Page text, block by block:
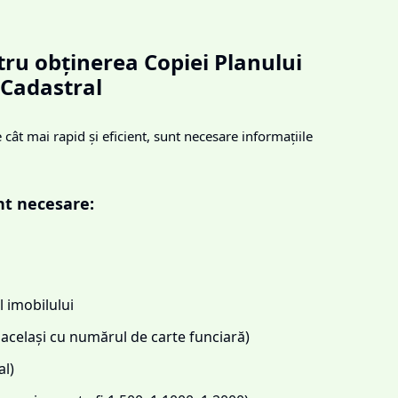
obținerea Copiei Planului
Cadastral
cât mai rapid și eficient, sunt necesare informațiile
necesare:
imobilului
cu numărul de carte funciară)